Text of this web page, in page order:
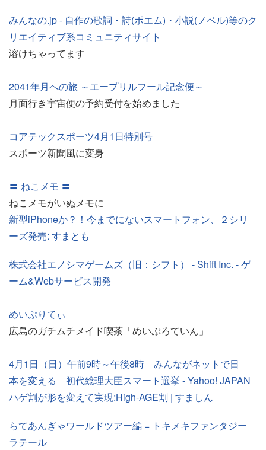
みんなの.jp - 自作の歌詞・詩(ポエム)・小説(ノベル)等のク
リエイティブ系コミュニティサイト
溶けちゃってます
2041年月への旅 ～エープリルフール記念便～
月面行き宇宙便の予約受付を始めました
コアテックスポーツ4月1日特別号
スポーツ新聞風に変身
〓 ねこメモ 〓
ねこメモがいぬメモに
新型iPhoneか？！今までにないスマートフォン、２シリ
ーズ発売: すまとも
株式会社エノシマゲームズ（旧：シフト） - Shift Inc. - ゲ
ーム&Webサービス開発
めいぷりてぃ
広島のガチムチメイド喫茶「めいぷろていん」
4月1日（日）午前9時～午後8時 みんながネットで日
本を変える 初代総理大臣スマート選挙 - Yahoo! JAPAN
ハゲ割が形を変えて実現:High-AGE割 | すましん
らてあんぎゃワールドツアー編 = トキメキファンタジー
ラテール